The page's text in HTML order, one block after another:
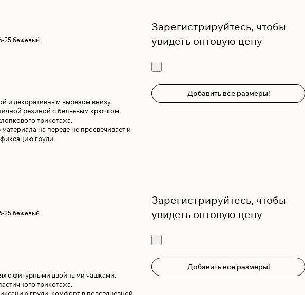
25 бежевый
и декоративным вырезом внизу,
резиной с бельевым крючком.
трикотажа.
на переде не просвечивает и
груди.
Зарегистрируйтесь, чтобы
увидеть оптовую цену
Добавить все размеры!
25 бежевый
с фигурными двойными чашками.
трикотажа.
Зарегистрируйтесь, чтобы
увидеть оптовую цену
Добавить все размеры!